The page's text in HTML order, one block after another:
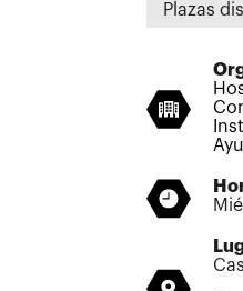
Plazas